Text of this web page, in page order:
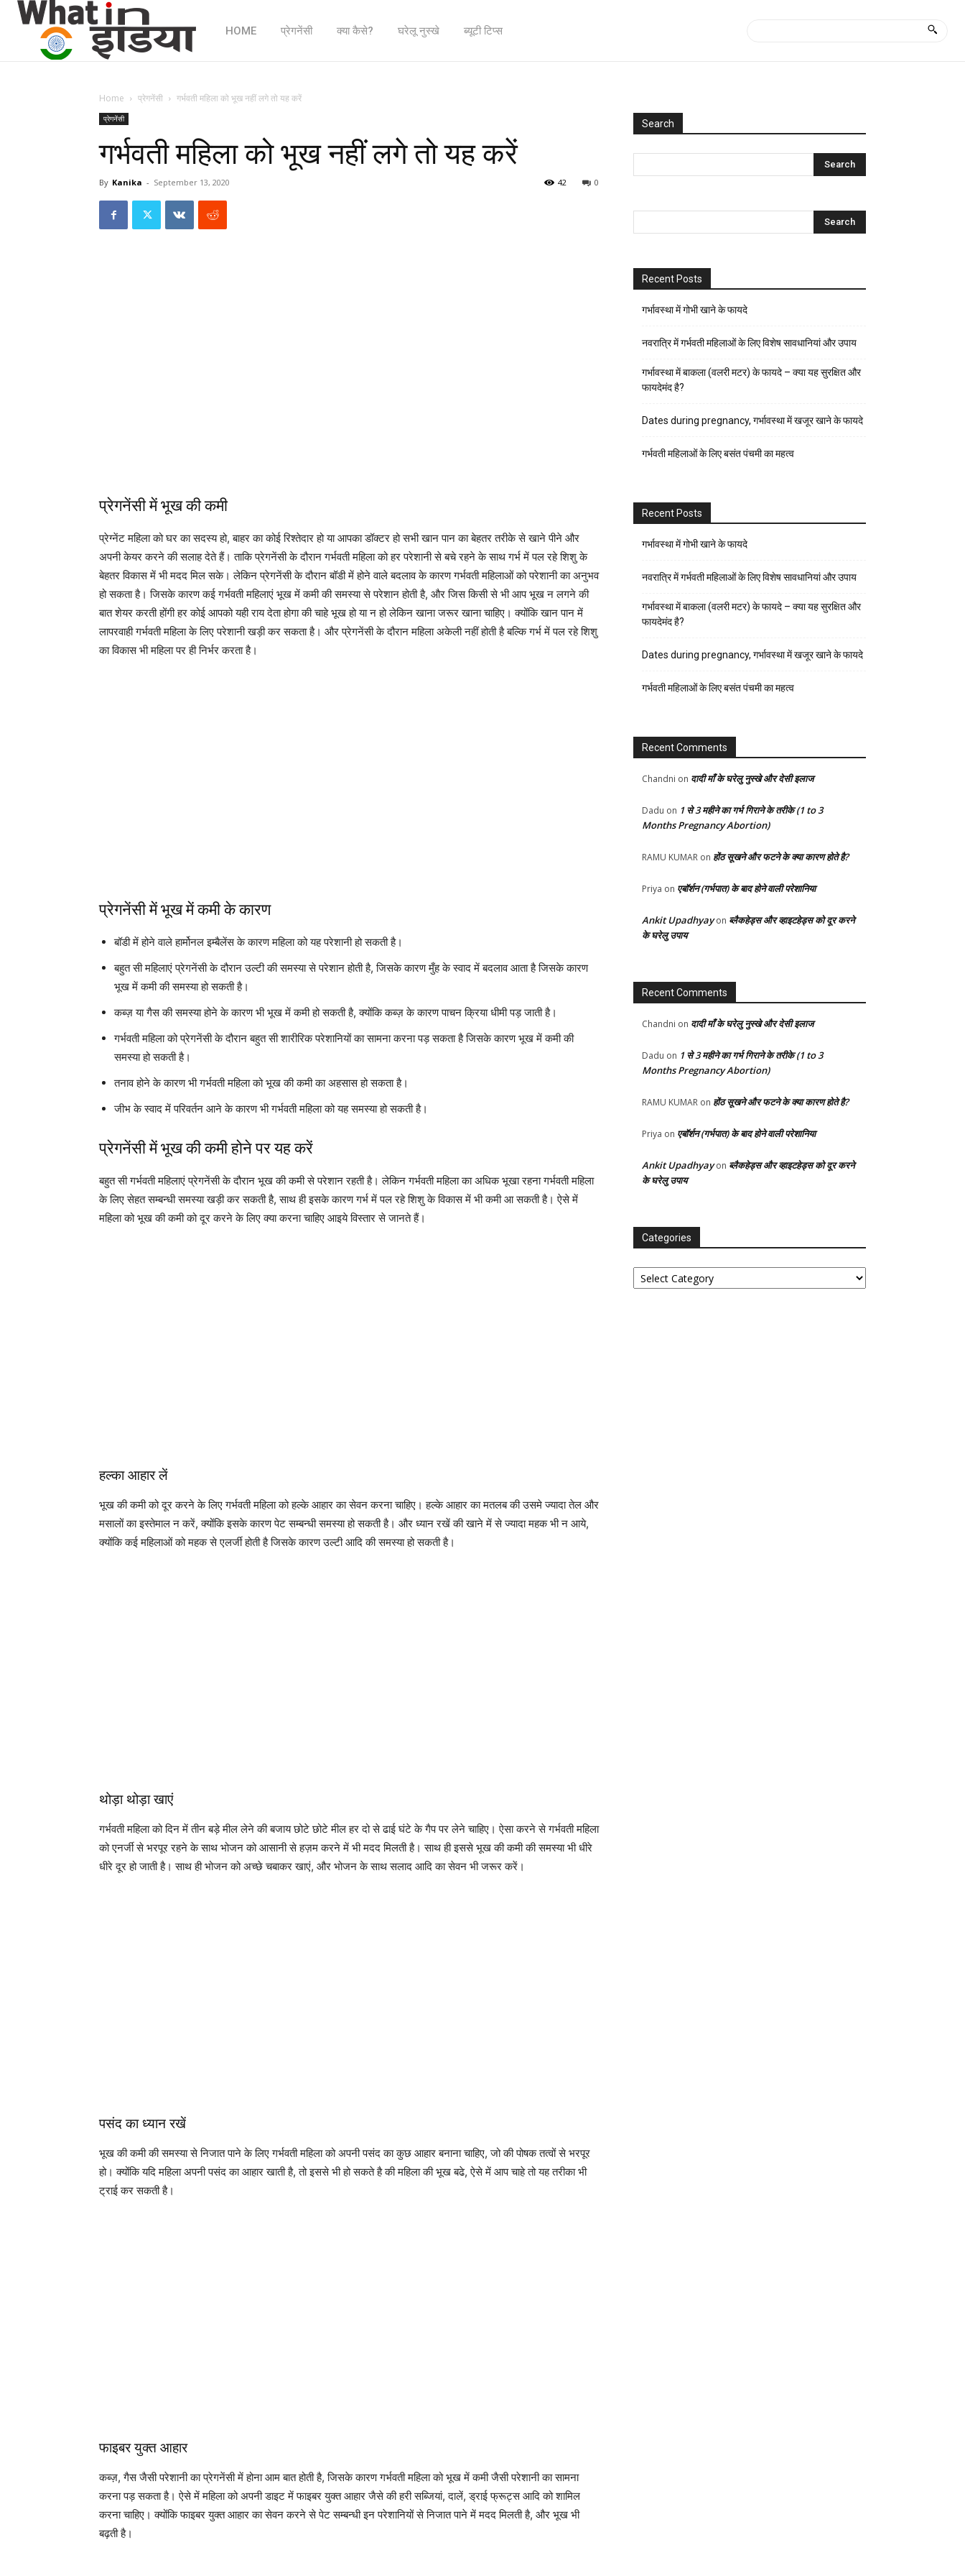
HOME प्रेगनेंसी क्या कैसे? घरेलू नुस्खे ब्यूटी टिप्स
Home प्रेगनेंसी गर्भवती महिला को भूख नहीं लगे तो यह करें
प्रेगनेंसी
गर्भवती महिला को भूख नहीं लगे तो यह करें
By Kanika - September 13, 2020 0
42
प्रेगनेंसी में भूख की कमी
प्रेग्नेंट महिला को घर का सदस्य हो, बाहर का कोई रिश्तेदार हो या आपका डॉक्टर हो सभी खान पान का बेहतर तरीके से खाने पीने और
अपनी केयर करने की सलाह देते हैं। ताकि प्रेगनेंसी के दौरान गर्भवती महिला को हर परेशानी से बचे रहने के साथ गर्भ में पल रहे शिशु के
बेहतर विकास में भी मदद मिल सके। लेकिन प्रेगनेंसी के दौरान बॉडी में होने वाले बदलाव के कारण गर्भवती महिलाओं को परेशानी का अनुभव
हो सकता है। जिसके कारण कई गर्भवती महिलाएं भूख में कमी की समस्या से परेशान होती है, और जिस किसी से भी आप भूख न लगने की
बात शेयर करती होंगी हर कोई आपको यही राय देता होगा की चाहे भूख हो या न हो लेकिन खाना जरूर खाना चाहिए। क्योंकि खान पान में
लापरवाही गर्भवती महिला के लिए परेशानी खड़ी कर सकता है। और प्रेगनेंसी के दौरान महिला अकेली नहीं होती है बल्कि गर्भ में पल रहे शिशु
का विकास भी महिला पर ही निर्भर करता है।
प्रेगनेंसी में भूख में कमी के कारण
बॉडी में होने वाले हार्मोनल इम्बैलेंस के कारण महिला को यह परेशानी हो सकती है।
बहुत सी महिलाएं प्रेगनेंसी के दौरान उल्टी की समस्या से परेशान होती है, जिसके कारण मुँह के स्वाद में बदलाव आता है जिसके कारण
भूख में कमी की समस्या हो सकती है।
कब्ज़ या गैस की समस्या होने के कारण भी भूख में कमी हो सकती है, क्योंकि कब्ज़ के कारण पाचन क्रिया धीमी पड़ जाती है।
गर्भवती महिला को प्रेगनेंसी के दौरान बहुत सी शारीरिक परेशानियों का सामना करना पड़ सकता है जिसके कारण भूख में कमी की
समस्या हो सकती है।
तनाव होने के कारण भी गर्भवती महिला को भूख की कमी का अहसास हो सकता है।
जीभ के स्वाद में परिवर्तन आने के कारण भी गर्भवती महिला को यह समस्या हो सकती है।
प्रेगनेंसी में भूख की कमी होने पर यह करें
बहुत सी गर्भवती महिलाएं प्रेगनेंसी के दौरान भूख की कमी से परेशान रहती है। लेकिन गर्भवती महिला का अधिक भूखा रहना गर्भवती महिला
के लिए सेहत सम्बन्धी समस्या खड़ी कर सकती है, साथ ही इसके कारण गर्भ में पल रहे शिशु के विकास में भी कमी आ सकती है। ऐसे में
महिला को भूख की कमी को दूर करने के लिए क्या करना चाहिए आइये विस्तार से जानते हैं।
हल्का आहार लें
भूख की कमी को दूर करने के लिए गर्भवती महिला को हल्के आहार का सेवन करना चाहिए। हल्के आहार का मतलब की उसमे ज्यादा तेल और
मसालों का इस्तेमाल न करें, क्योंकि इसके कारण पेट सम्बन्धी समस्या हो सकती है। और ध्यान रखें की खाने में से ज्यादा महक भी न आये,
क्योंकि कई महिलाओं को महक से एलर्जी होती है जिसके कारण उल्टी आदि की समस्या हो सकती है।
थोड़ा थोड़ा खाएं
गर्भवती महिला को दिन में तीन बड़े मील लेने की बजाय छोटे छोटे मील हर दो से ढाई घंटे के गैप पर लेने चाहिए। ऐसा करने से गर्भवती महिला
को एनर्जी से भरपूर रहने के साथ भोजन को आसानी से हज़म करने में भी मदद मिलती है। साथ ही इससे भूख की कमी की समस्या भी धीरे
धीरे दूर हो जाती है। साथ ही भोजन को अच्छे चबाकर खाएं, और भोजन के साथ सलाद आदि का सेवन भी जरूर करें।
पसंद का ध्यान रखें
भूख की कमी की समस्या से निजात पाने के लिए गर्भवती महिला को अपनी पसंद का कुछ आहार बनाना चाहिए, जो की पोषक तत्वों से भरपूर
हो। क्योंकि यदि महिला अपनी पसंद का आहार खाती है, तो इससे भी हो सकते है की महिला की भूख बढे, ऐसे में आप चाहे तो यह तरीका भी
ट्राई कर सकती है।
फाइबर युक्त आहार
कब्ज़, गैस जैसी परेशानी का प्रेगनेंसी में होना आम बात होती है, जिसके कारण गर्भवती महिला को भूख में कमी जैसी परेशानी का सामना
करना पड़ सकता है। ऐसे में महिला को अपनी डाइट में फाइबर युक्त आहार जैसे की हरी सब्जियां, दालें, ड्राई फ्रूट्स आदि को शामिल
करना चाहिए। क्योंकि फाइबर युक्त आहार का सेवन करने से पेट सम्बन्धी इन परेशानियों से निजात पाने में मदद मिलती है, और भूख भी
बढ़ती है।
Search
Recent Posts
गर्भावस्था में गोभी खाने के फायदे
नवरात्रि में गर्भवती महिलाओं के लिए विशेष सावधानियां और उपाय
गर्भावस्था में बाकला (वलरी मटर) के फायदे – क्या यह सुरक्षित और
फायदेमंद है?
Dates during pregnancy, गर्भावस्था में खजूर खाने के फायदे
गर्भवती महिलाओं के लिए बसंत पंचमी का महत्व
Recent Posts
गर्भावस्था में गोभी खाने के फायदे
नवरात्रि में गर्भवती महिलाओं के लिए विशेष सावधानियां और उपाय
गर्भावस्था में बाकला (वलरी मटर) के फायदे – क्या यह सुरक्षित और
फायदेमंद है?
Dates during pregnancy, गर्भावस्था में खजूर खाने के फायदे
गर्भवती महिलाओं के लिए बसंत पंचमी का महत्व
Recent Comments
Chandni on दादी माँ के घरेलु नुस्खे और देसी इलाज
Dadu on 1 से 3 महीने का गर्भ गिराने के तरीके (1 to 3
Months Pregnancy Abortion)
RAMU KUMAR on होंठ सूखने और फटने के क्या कारण होते है?
Priya on एबॉर्शन (गर्भपात) के बाद होने वाली परेशानिया
Ankit Upadhyayon ब्लैकहेड्स और व्हाइटहेड्स को दूर करने
के घरेलु उपाय
Recent Comments
Chandni on दादी माँ के घरेलु नुस्खे और देसी इलाज
Dadu on 1 से 3 महीने का गर्भ गिराने के तरीके (1 to 3
Months Pregnancy Abortion)
RAMU KUMAR on होंठ सूखने और फटने के क्या कारण होते है?
Priya on एबॉर्शन (गर्भपात) के बाद होने वाली परेशानिया
Ankit Upadhyayon ब्लैकहेड्स और व्हाइटहेड्स को दूर करने
के घरेलु उपाय
Categories
Categories